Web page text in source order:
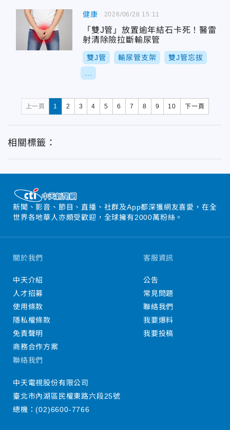
健康
「雙J管」放置逾年結石卡死！醫雷
射清除險拉斷輸尿管
雙J管 輸尿管支架 雙J管忘拔
2026/06/28 15:11
上一頁 1 2 3 4 5 6 7 8 9 10 下一頁
相關標籤：
新聞、影音、節目、直播、社群及App都深獲網友喜愛，在全
世界各地華人亦頗受歡迎，全球擁有2000萬粉絲。
關於我們
中天介紹
人才招募
使用條款
隱私權條款
免責聲明
商務合作方案
客服資訊
公告
常見問題
聯絡我們
我要爆料
我要投稿
聯絡我們
中天電視股份有限公司
臺北市內湖區民權東路六段25號
總機：(02)6600-7766